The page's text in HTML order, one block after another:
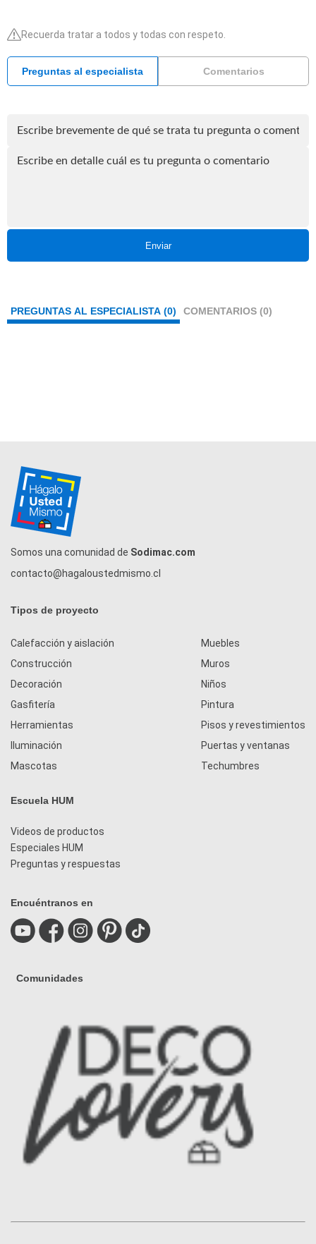
Recuerda tratar a todos y todas con respeto.
Preguntas al especialista Comentarios
Enviar
PREGUNTAS AL ESPECIALISTA (0) COMENTARIOS (0)
Somos una comunidad de Sodimac.com
contacto@hagaloustedmismo.cl
Tipos de proyecto
Calefacción y aislación
Construcción
Decoración
Gasfitería
Herramientas
Iluminación
Mascotas
Muebles
Muros
Niños
Pintura
Pisos y revestimientos
Puertas y ventanas
Techumbres
Escuela HUM
Videos de productos
Especiales HUM
Preguntas y respuestas
Encuéntranos en
Comunidades